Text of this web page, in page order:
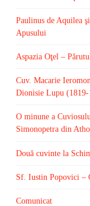
Paulinus de Aquilea
Apusului
Aspazia Oţel –
Cuv. Macarie
Dionisie Lupu (1819-
O minune a
Simonopetra din
Două cuvinte la
Sf. Iustin Popovici –
Comunicat